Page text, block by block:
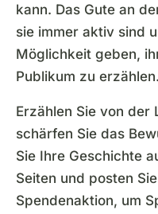
kann. Das Gute an
sie immer aktiv sind
Möglichkeit geben,
Publikum zu erzählen.
Erzählen Sie von der
schärfen Sie das
Sie Ihre Geschichte
Seiten und posten
Spendenaktion, um